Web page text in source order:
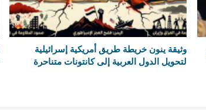
وثيقة ينون خريطة طريق أمريكية إسرائيلية
لتحويل الدول العربية إلى كانتونات متناحرة